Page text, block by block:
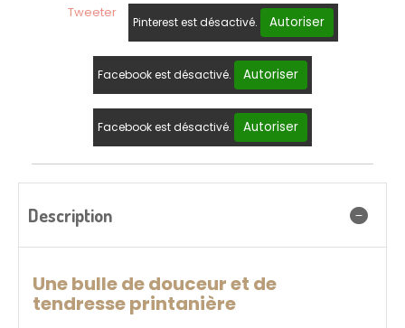
Tweeter
Pinterest est désactivé. Autoriser
Facebook est désactivé. Autoriser
Facebook est désactivé. Autoriser
Description
Une bulle de douceur et de
tendresse printanière